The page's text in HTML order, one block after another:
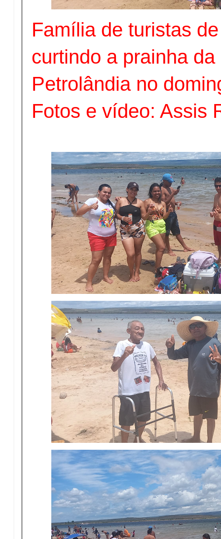
Família de turistas
curtindo a prainha da
Petrolândia no
Fotos e vídeo: Assis